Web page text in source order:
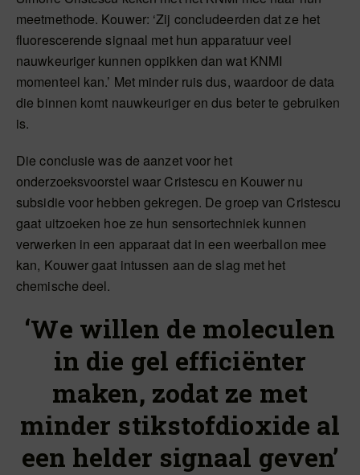
meetmethode. Kouwer: ‘Zij concludeerden dat ze het
fluorescerende signaal met hun apparatuur veel
nauwkeuriger kunnen oppikken dan wat KNMI
momenteel kan.’ Met minder ruis dus, waardoor de data
die binnen komt nauwkeuriger en dus beter te gebruiken
is.
Die conclusie was de aanzet voor het
onderzoeksvoorstel waar Cristescu en Kouwer nu
subsidie voor hebben gekregen. De groep van Cristescu
gaat uitzoeken hoe ze hun sensortechniek kunnen
verwerken in een apparaat dat in een weerballon mee
kan, Kouwer gaat intussen aan de slag met het
chemische deel.
‘We willen de moleculen
in die gel efficiënter
maken, zodat ze met
minder stikstofdioxide al
een helder signaal geven’